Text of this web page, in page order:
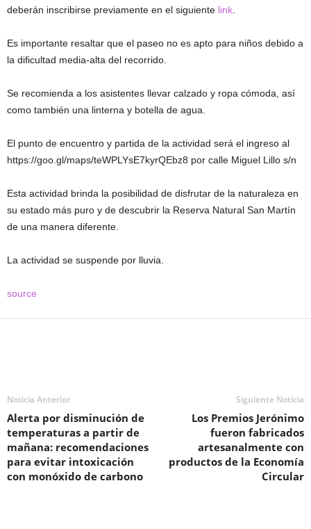
deberán inscribirse previamente en el siguiente link.
Es importante resaltar que el paseo no es apto para niños debido a
la dificultad media-alta del recorrido.
Se recomienda a los asistentes llevar calzado y ropa cómoda, así
como también una linterna y botella de agua.
El punto de encuentro y partida de la actividad será el ingreso al
https://goo.gl/maps/teWPLYsE7kyrQEbz8 por calle Miguel Lillo s/n
Esta actividad brinda la posibilidad de disfrutar de la naturaleza en
su estado más puro y de descubrir la Reserva Natural San Martín
de una manera diferente.
La actividad se suspende por lluvia.
source
Noticia Anterior
Alerta por disminución de
temperaturas a partir de
mañana: recomendaciones
para evitar intoxicación
con monóxido de carbono
Siguiente Noticia
Los Premios Jerónimo
fueron fabricados
artesanalmente con
productos de la Economía
Circular